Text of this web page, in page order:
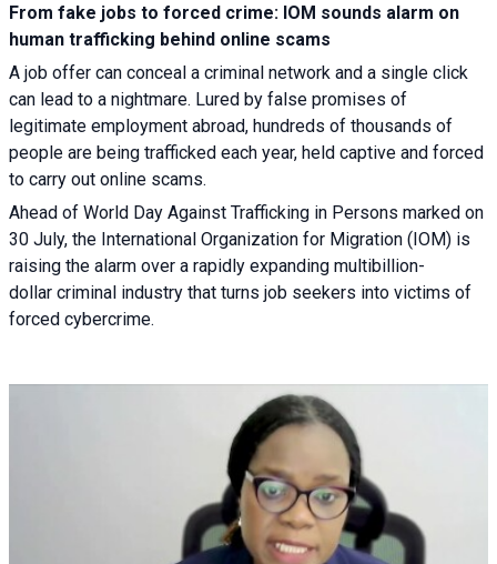
From fake jobs to forced crime: IOM sounds alarm on
human trafficking behind online scams
A job offer can conceal a criminal network and a single click
can lead to a nightmare. Lured by false promises of
legitimate employment abroad, hundreds of thousands of
people are being trafficked each year, held captive and forced
to carry out online scams.
Ahead of World Day Against Trafficking in Persons marked on
30 July, the International Organization for Migration (IOM) is
raising the alarm over a rapidly expanding multibillion-
dollar criminal industry that turns job seekers into victims of
forced cybercrime.